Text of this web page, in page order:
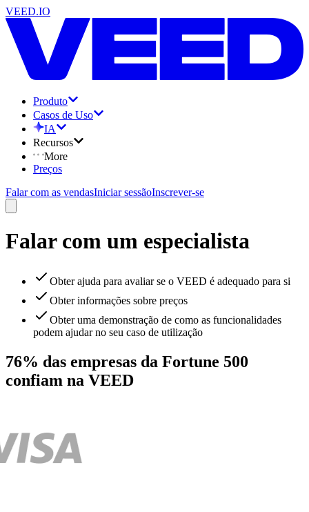
VEED.IO
Produto
Casos de Uso
IA
Recursos
More
Preços
Falar com as vendasIniciar sessãoInscrever-se
Falar com um especialista
Obter ajuda para avaliar se o VEED é adequado para si
Obter informações sobre preços
Obter uma demonstração de como as funcionalidades
podem ajudar no seu caso de utilização
76% das empresas da Fortune 500
confiam na VEED